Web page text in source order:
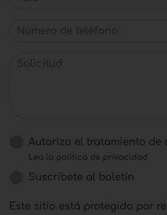
Número de teléfono
Solicitud
Autorizo ​​el tratamiento de
Lea la política de privacidad
Suscríbete al boletín
Este sitio está protegido por